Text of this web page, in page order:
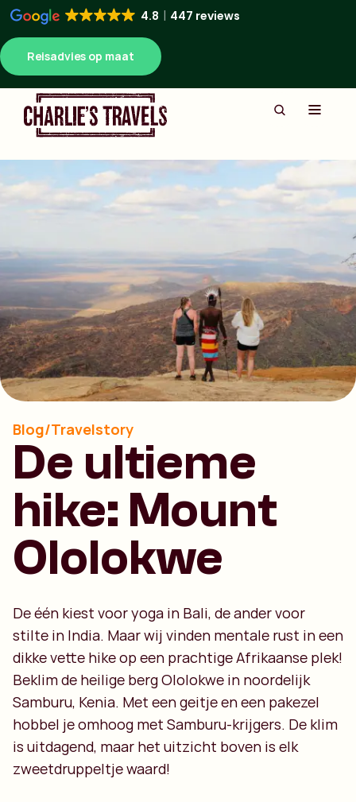
4.8 447 reviews
Reisadvies op maat
Blog/Travelstory
De ultieme
hike: Mount
Ololokwe
De één kiest voor yoga in Bali, de ander voor
stilte in India. Maar wij vinden mentale rust in een
dikke vette hike op een prachtige Afrikaanse plek!
Beklim de heilige berg Ololokwe in noordelijk
Samburu, Kenia. Met een geitje en een pakezel
hobbel je omhoog met Samburu-krijgers. De klim
is uitdagend, maar het uitzicht boven is elk
zweetdruppeltje waard!